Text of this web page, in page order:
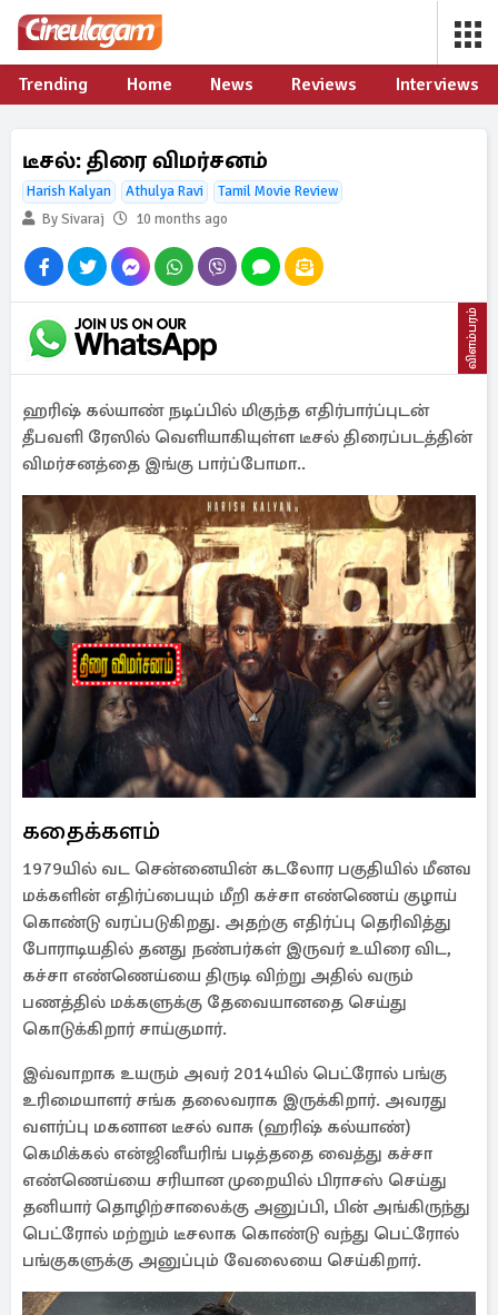
Trending Home News Reviews Interviews
டீசல்: திரை விமர்சனம்
Harish Kalyan Athulya Ravi
Tamil Movie Review
By Sivaraj
10 months ago
விளம்பரம்
ஹரிஷ் கல்யாண் நடிப்பில் மிகுந்த எதிர்பார்ப்புடன்
தீபவளி ரேஸில் வெளியாகியுள்ள டீசல் திரைப்படத்தின்
விமர்சனத்தை இங்கு பார்ப்போமா..
கதைக்களம்
1979யில் வட சென்னையின் கடலோர பகுதியில் மீனவ
மக்களின் எதிர்ப்பையும் மீறி கச்சா எண்ணெய் குழாய்
கொண்டு வரப்படுகிறது. அதற்கு எதிர்ப்பு தெரிவித்து
போராடியதில் தனது நண்பர்கள் இருவர் உயிரை விட,
கச்சா எண்ணெய்யை திருடி விற்று அதில் வரும்
பணத்தில் மக்களுக்கு தேவையானதை செய்து
கொடுக்கிறார் சாய்குமார்.
இவ்வாறாக உயரும் அவர் 2014யில் பெட்ரோல் பங்கு
உரிமையாளர் சங்க தலைவராக இருக்கிறார். அவரது
வளர்ப்பு மகனான டீசல் வாசு (ஹரிஷ் கல்யாண்)
கெமிக்கல் என்ஜினீயரிங் படித்ததை வைத்து கச்சா
எண்ணெய்யை சரியான முறையில் பிராசஸ் செய்து
தனியார் தொழிற்சாலைக்கு அனுப்பி, பின் அங்கிருந்து
பெட்ரோல் மற்றும் டீசலாக கொண்டு வந்து பெட்ரோல்
பங்குகளுக்கு அனுப்பும் வேலையை செய்கிறார்.